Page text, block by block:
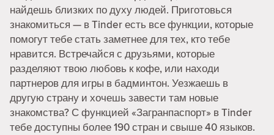
найдешь близких по духу людей. Приготовься
знакомиться — в Tinder есть все функции, которые
помогут тебе стать заметнее для тех, кто тебе
нравится. Встречайся с друзьями, которые
разделяют твою любовь к кофе, или находи
партнеров для игры в бадминтон. Уезжаешь в
другую страну и хочешь завести там новые
знакомства? С функцией «Загранпаспорт» в Tinder
тебе доступны более 190 стран и свыше 40 языков.